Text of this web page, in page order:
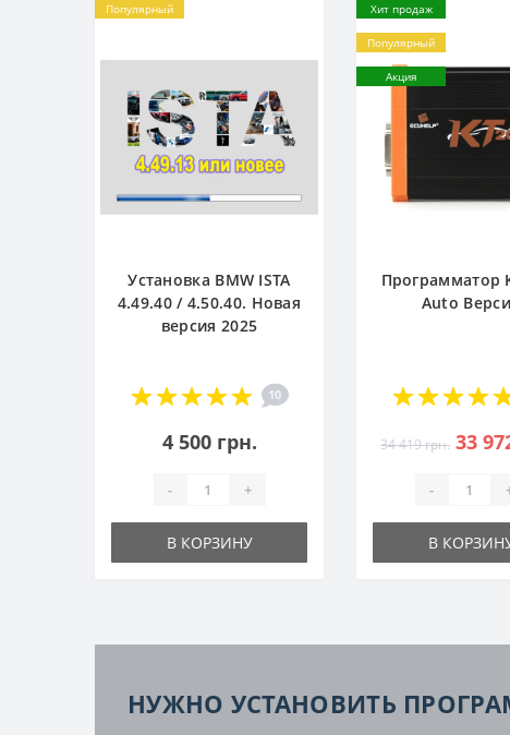
Популярный
Установка BMW ISTA
4.49.40 / 4.50.40. Новая
версия 2025
10
4 500 грн.
- +
В КОРЗИНУ
Хит продаж
Популярный
Акция
Программатор
Auto
34 419 грн. 33
-
В
НУЖНО УСТАНОВИТЬ